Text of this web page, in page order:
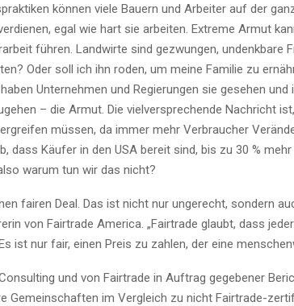
können viele Bauern und Arbeiter auf der
egal wie hart sie arbeiten. Extreme Armut
führen. Landwirte sind gezwungen, undenkbare
Oder soll ich ihn roden, um meine Familie zu
Unternehmen und Regierungen sie gesehen
– die Armut. Die vielversprechende Nachricht
müssen, da immer mehr Verbraucher
dass Käufer in den USA bereit sind, bis zu 30 %
warum tun wir das nicht?
fairen Deal. Das ist nicht nur ungerecht, sondern
von Fairtrade America. „Fairtrade glaubt, dass
ist nur fair, einen Preis zu zahlen, der eine
und von Fairtrade in Auftrag gegebener
Gemeinschaften im Vergleich zu nicht Fairtrade-